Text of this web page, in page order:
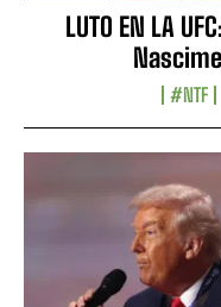
LUTO EN LA
#NTF